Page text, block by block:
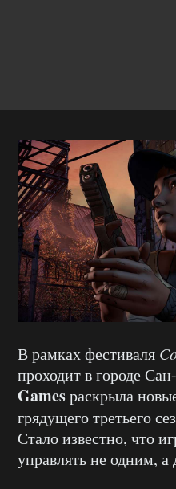
В рамках фестиваля
проходит в городе
Gamesраскрыла
грядущего третьего
Стало известно, что
управлять не одним,